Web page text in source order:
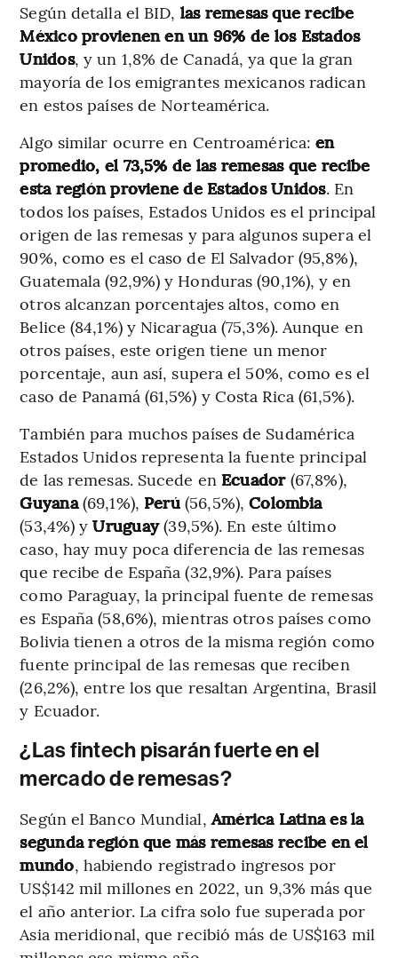
Según detalla el BID, las remesas que recibe
México provienen en un 96% de los Estados
Unidos, y un 1,8% de Canadá, ya que la gran
mayoría de los emigrantes mexicanos radican
en estos países de Norteamérica.
Algo similar ocurre en Centroamérica:en
promedio, el 73,5% de las remesas que recibe
esta región proviene de Estados Unidos. En
todos los países, Estados Unidos es el principal
origen de las remesas y para algunos supera el
90%, como es el caso de El Salvador (95,8%),
Guatemala (92,9%) y Honduras (90,1%), y en
otros alcanzan porcentajes altos, como en
Belice (84,1%) y Nicaragua (75,3%). Aunque en
otros países, este origen tiene un menor
porcentaje, aun así, supera el 50%, como es el
caso de Panamá (61,5%) y Costa Rica (61,5%).
También para muchos países de Sudamérica
Estados Unidos representa la fuente principal
de las remesas. Sucede en Ecuador (67,8%),
Guyana(69,1%), Perú(56,5%),Colombia
(53,4%) yUruguay(39,5%). En este último
caso, hay muy poca diferencia de las remesas
que recibe de España (32,9%). Para países
como Paraguay, la principal fuente de remesas
es España (58,6%), mientras otros países como
Bolivia tienen a otros de la misma región como
fuente principal de las remesas que reciben
(26,2%), entre los que resaltan Argentina, Brasil
y Ecuador.
¿Las fintech pisarán fuerte en el
mercado de remesas?
Según el Banco Mundial,América Latina es la
segunda región que más remesas recibe en el
mundo, habiendo registrado ingresos por
US$142 mil millones en 2022, un 9,3% más que
el año anterior. La cifra solo fue superada por
Asia meridional, que recibió más de US$163 mil